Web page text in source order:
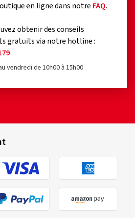
en ligne dans notre FAQ.
obtenir des conseils
gratuits via notre hotline :
vendredi de 10h00 à 15h00